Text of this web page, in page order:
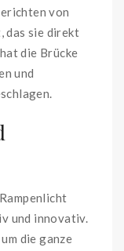
von
das sie direkt
die Brücke
und
und innovativ.
die ganze